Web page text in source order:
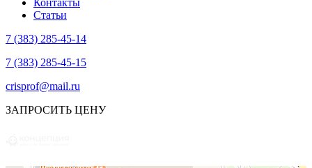
Контакты
Статьи
7 (383) 285-45-14
7 (383) 285-45-15
crisprof@mail.ru
ЗАПРОСИТЬ ЦЕНУ